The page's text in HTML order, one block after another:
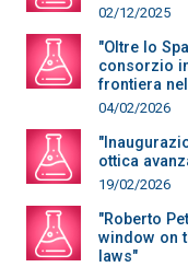
02/12/2025
"Oltre lo
consorzio
frontiera
04/02/2026
ottica
19/02/2026
"Roberto
window on
laws"